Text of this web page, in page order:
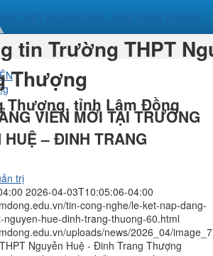
tin Trường THPT
Thượng
Thượng, tỉnh Lâm Đồng
VIÊN MỚI TẠI TRƯỜNG
HUỆ – ĐINH TRANG
trị
2026-04-03T10:05:06-04:00
tin-cong-nghe/le-ket-nap-dang-
hue-dinh-trang-thuong-60.html
uploads/news/2026_04/
Nguyễn Huệ - Đinh Trang Thượng